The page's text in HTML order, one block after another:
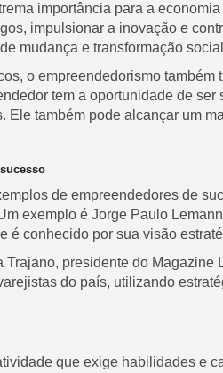
importância para a
impulsionar a inovação e
mudança e transformação
o empreendedorismo também
tem a oportunidade de ser
Ele também pode alcançar um
de empreendedores de
exemplo é Jorge Paulo
é conhecido por sua visão
presidente do Magazine
do país, utilizando
que exige habilidades e